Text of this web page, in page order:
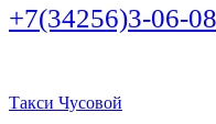
+7(34256)3-06-08
Такси Чусовой